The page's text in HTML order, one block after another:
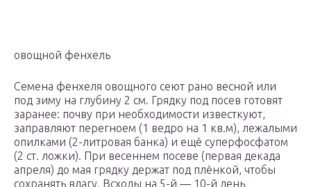
овощной фенхель
Семена фенхеля овощного сеют рано весной или
под зиму на глубину 2 см. Грядку под посев готовят
заранее: почву при необходимости известкуют,
заправляют перегноем (1 ведро на 1 кв.м), лежалыми
опилками (2-литровая банка) и ещё суперфосфатом
(2 ст. ложки). При весеннем посеве (первая декада
апреля) до мая грядку держат под плёнкой, чтобы
сохранять влагу. Всходы на 5-й — 10-й день